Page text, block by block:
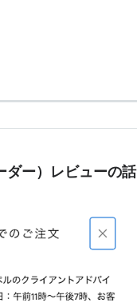
ダー）レビューの話